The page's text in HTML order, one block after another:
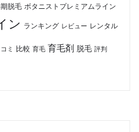
脱毛 ボタニストプレミアムライン
ン ランキング レビュー レンタル
ミ 比較 育毛 育毛剤 脱毛 評判